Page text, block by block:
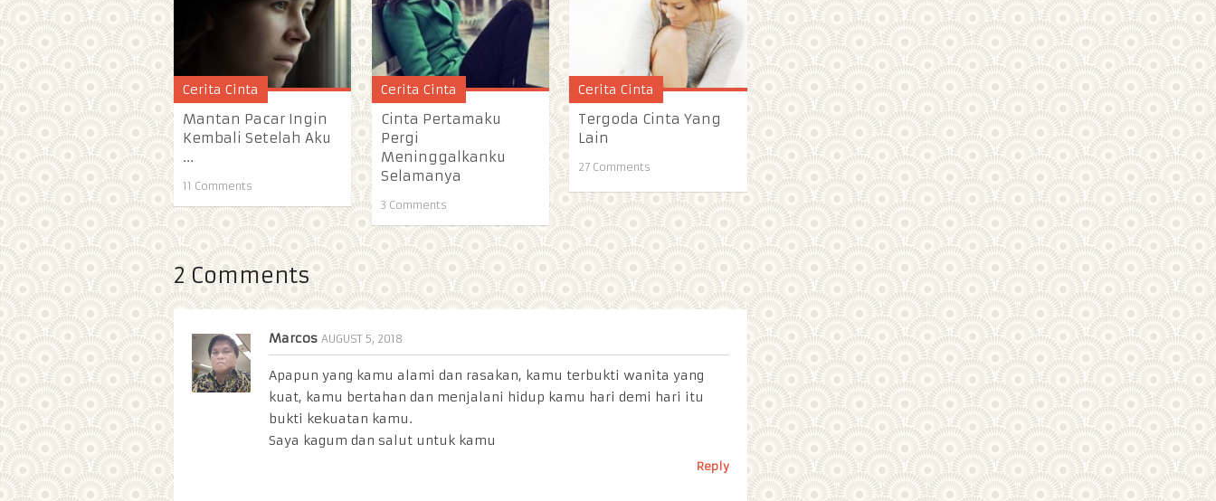
Cerita Cinta
Mantan Pacar Ingin
Kembali Setelah Aku
...
11 Comments
Cerita Cinta
Cinta Pertamaku
Pergi
Meninggalkanku
Selamanya
3 Comments
Cerita Cinta
Tergoda Cinta Yang
Lain
27 Comments
2 Comments
Marcos AUGUST 5, 2018
Apapun yang kamu alami dan rasakan, kamu terbukti wanita yang
kuat, kamu bertahan dan menjalani hidup kamu hari demi hari itu
bukti kekuatan kamu.
Saya kagum dan salut untuk kamu
Reply